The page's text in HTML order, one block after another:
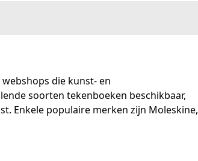
die kunst- en
soorten tekenboeken beschikbaar,
Enkele populaire merken zijn Moleskine,